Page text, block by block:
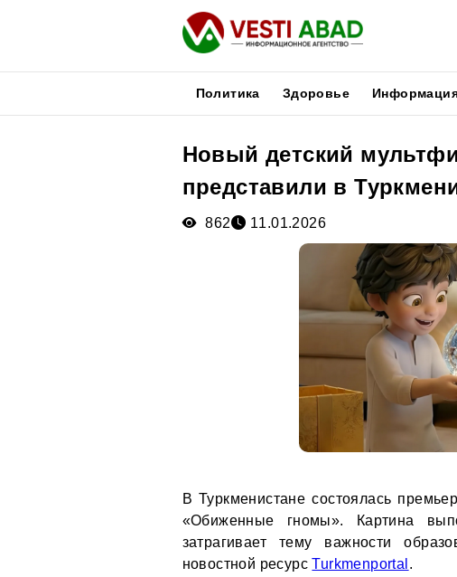
Политика Здоровье
Новый детский
представили в
862 11.01.2026
В Туркменистане состоялась
«Обиженные гномы». Картина
затрагивает тему важности
новостной ресурсTurkmenportal .